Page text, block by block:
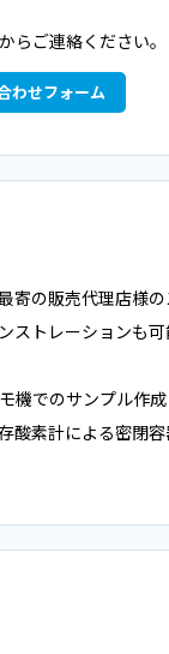
らご連絡ください。
わせフォーム
寄の販売代理店様
ストレーションも
機でのサンプル作
酸素計による密閉